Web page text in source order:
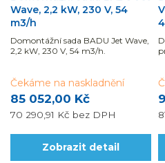
Wave, 2,2 kW, 230 V, 54
m3/h
Domontážní sada BADU Jet Wave,
2,2 kW, 230 V, 54 m3/h.
85 052,00 Kč
70 290,91 Kč bez DPH
Čekáme na naskladnění
Zobrazit detail